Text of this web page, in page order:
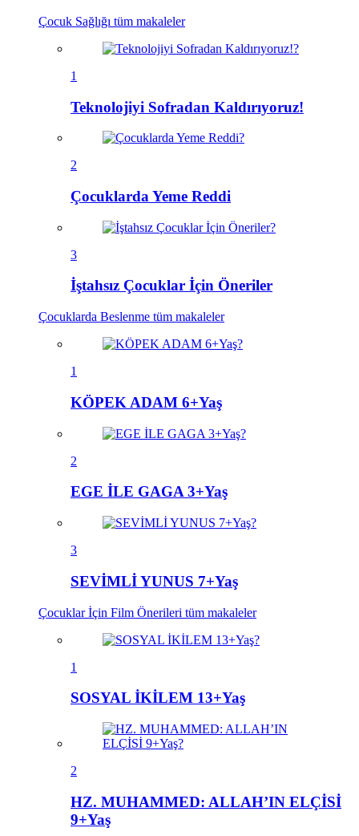
Çocuk Sağlığı tüm makaleler
1
Teknolojiyi Sofradan Kaldırıyoruz!
2
Çocuklarda Yeme Reddi
3
İştahsız Çocuklar İçin Öneriler
Çocuklarda Beslenme tüm makaleler
1
KÖPEK ADAM 6+Yaş
2
EGE İLE GAGA 3+Yaş
3
SEVİMLİ YUNUS 7+Yaş
Çocuklar İçin Film Önerileri tüm makaleler
1
SOSYAL İKİLEM 13+Yaş
2
HZ. MUHAMMED: ALLAH’IN ELÇİSİ
9+Yaş